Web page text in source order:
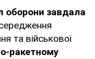
оборони завдала
та військової
ракетному